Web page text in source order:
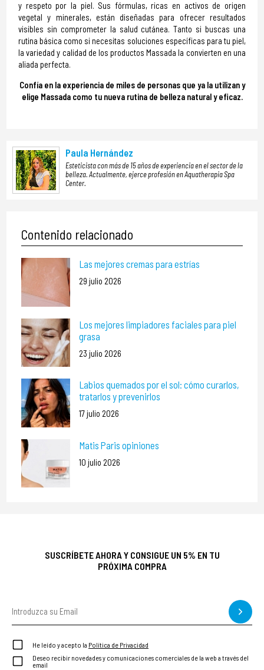
y respeto por la piel. Sus fórmulas, ricas en activos de origen
vegetal y minerales, están diseñadas para ofrecer resultados
visibles sin comprometer la salud cutánea. Tanto si buscas una
rutina básica como si necesitas soluciones específicas para tu piel,
la variedad y calidad de los productos Massada la convierten en una
aliada perfecta.
Confía en la experiencia de miles de personas que ya la utilizan y
elige Massada como tu nueva rutina de belleza natural y eficaz.
Paula Hernández
Esteticista con más de 15 años de experiencia en el sector de la
belleza. Actualmente, ejerce profesión en Aquatherapia Spa
Center.
Contenido relacionado
Las mejores cremas para estrías
29 julio 2026
Los mejores limpiadores faciales para piel
grasa
23 julio 2026
Labios quemados por el sol: cómo curarlos,
tratarlos y prevenirlos
17 julio 2026
Matis Paris opiniones
10 julio 2026
SUSCRÍBETE AHORA Y CONSIGUE UN 5% EN TU
PRÓXIMA COMPRA
He leído y acepto la Política de Privacidad
Deseo recibir novedades y comunicaciones comerciales de la web a través del
email